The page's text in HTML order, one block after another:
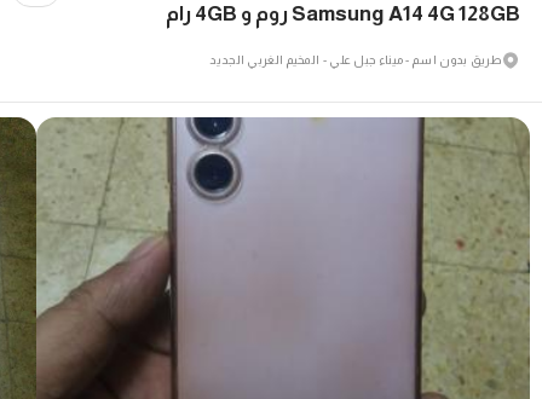
Samsung A14 4G 128GB روم و 4GB رام
طريق بدون اسم - ميناء جبل علي - المخيم الغربي الجديد